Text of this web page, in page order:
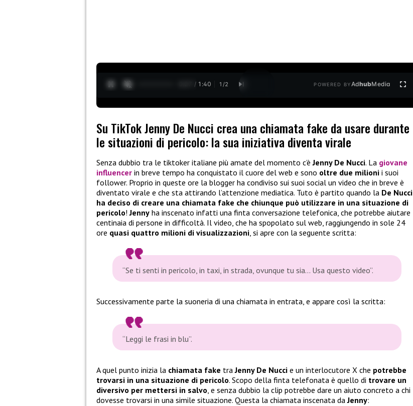
0:28 / 1:40 1 /2 POWERED BYAdhubMedia
Su TikTok Jenny De Nucci crea una chiamata fake da usare durante
le situazioni di pericolo: la sua iniziativa diventa virale
Senza dubbio tra le tiktoker italiane più amate del momento c’èJenny De Nucci. La giovane
influencer in breve tempo ha conquistato il cuore del web e sono oltre due milioni i suoi
follower. Proprio in queste ore la blogger ha condiviso sui suoi social un video che in breve è
diventato virale e che sta attirando l’attenzione mediatica. Tuto è partito quando la De Nucci
ha deciso di creare una chiamata fake che chiunque può utilizzare in una situazione di
pericolo!Jenny ha inscenato infatti una finta conversazione telefonica, che potrebbe aiutare
centinaia di persone in difficoltà. Il video, che ha spopolato sul web, raggiungendo in sole 24
ore quasi quattro milioni di visualizzazioni, si apre con la seguente scritta:
“Se ti senti in pericolo, in taxi, in strada, ovunque tu sia… Usa questo video”.
Successivamente parte la suoneria di una chiamata in entrata, e appare così la scritta:
“Leggi le frasi in blu”.
A quel punto inizia la chiamata fake traJenny De Nucci e un interlocutore X che potrebbe
trovarsi in una situazione di pericolo. Scopo della finta telefonata è quello di trovare un
diversivo per mettersi in salvo, e senza dubbio la clip potrebbe dare un aiuto concreto a chi
dovesse trovarsi in una simile situazione. Questa la chiamata inscenata daJenny: